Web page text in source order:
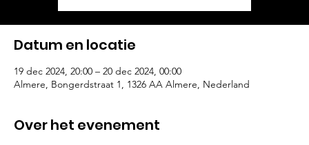
Datum en locatie
19 dec 2024, 20:00 – 20 dec 2024, 00:00
Almere, Bongerdstraat 1, 1326 AA Almere, Nederland
Over het evenement